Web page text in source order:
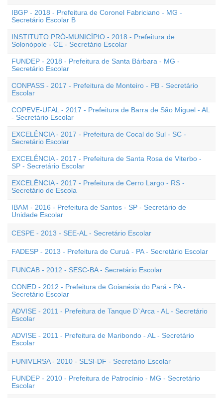
IBGP - 2018 - Prefeitura de Coronel Fabriciano - MG -
Secretário Escolar B
INSTITUTO PRÓ-MUNICÍPIO - 2018 - Prefeitura de
Solonópole - CE - Secretário Escolar
FUNDEP - 2018 - Prefeitura de Santa Bárbara - MG -
Secretário Escolar
CONPASS - 2017 - Prefeitura de Monteiro - PB - Secretário
Escolar
COPEVE-UFAL - 2017 - Prefeitura de Barra de São Miguel - AL
- Secretário Escolar
EXCELÊNCIA - 2017 - Prefeitura de Cocal do Sul - SC -
Secretário Escolar
EXCELÊNCIA - 2017 - Prefeitura de Santa Rosa de Viterbo -
SP - Secretário Escolar
EXCELÊNCIA - 2017 - Prefeitura de Cerro Largo - RS -
Secretário de Escola
IBAM - 2016 - Prefeitura de Santos - SP - Secretário de
Unidade Escolar
CESPE - 2013 - SEE-AL - Secretário Escolar
FADESP - 2013 - Prefeitura de Curuá - PA - Secretário Escolar
FUNCAB - 2012 - SESC-BA - Secretário Escolar
CONED - 2012 - Prefeitura de Goianésia do Pará - PA -
Secretário Escolar
ADVISE - 2011 - Prefeitura de Tanque D`Arca - AL - Secretário
Escolar
ADVISE - 2011 - Prefeitura de Maribondo - AL - Secretário
Escolar
FUNIVERSA - 2010 - SESI-DF - Secretário Escolar
FUNDEP - 2010 - Prefeitura de Patrocínio - MG - Secretário
Escolar